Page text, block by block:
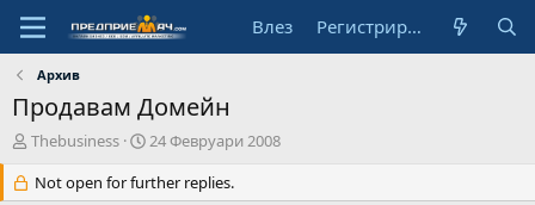
Влез Регистрирай се
Архив
Продавам Домейн
А
т
Thebusiness
Н
ч
24 Февруари 2008
Not open for further replies.